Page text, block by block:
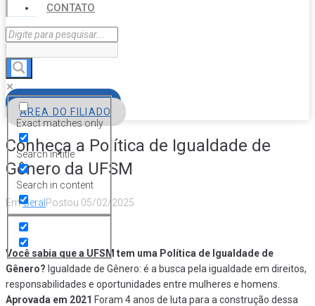
CONTATO
Exact matches only
Search in title
Search in content
ÁREA DO FILIADO
Conheça a Política de Igualdade de
Gênero da UFSM
EmGeral Postou 05/02/2025
Você sabia que a UFSM tem uma Política de Igualdade de
Gênero? Igualdade de Gênero: é a busca pela igualdade em direitos,
responsabilidades e oportunidades entre mulheres e homens.
Aprovada em 2021 Foram 4 anos de luta para a construção dessa